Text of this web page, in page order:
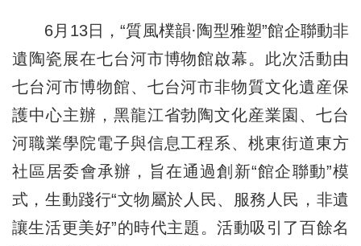
6月13日，“質風樸韻·陶型雅塑”館企聯動非
遺陶瓷展在七台河市博物館啟幕。此次活動由
七台河市博物館、七台河市非物質文化遺産保
護中心主辦，黑龍江省勃陶文化産業園、七台
河職業學院電子與信息工程系、桃東街道東方
社區居委會承辦，旨在通過創新“館企聯動”模
式，生動踐行“文物屬於人民、服務人民，非遺
讓生活更美好”的時代主題。活動吸引了百餘名